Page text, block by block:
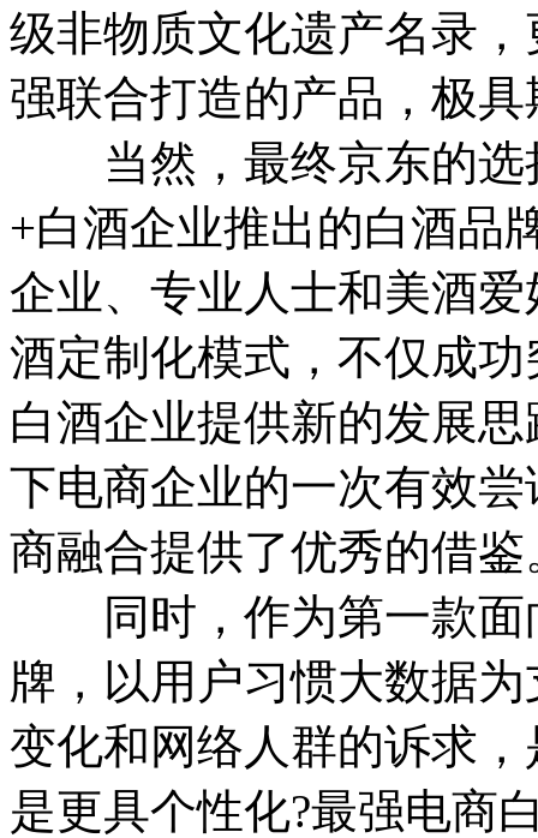
级非物质文化遗产名录
强联合打造的产品，极具
当然，最终京东的选
+白酒企业推出的白酒品
企业、专业人士和美酒
酒定制化模式，不仅成
白酒企业提供新的发展
下电商企业的一次有效
商融合提供了优秀的借鉴
同时，作为第一款面
牌，以用户习惯大数据
变化和网络人群的诉求
是更具个性化?最强电商